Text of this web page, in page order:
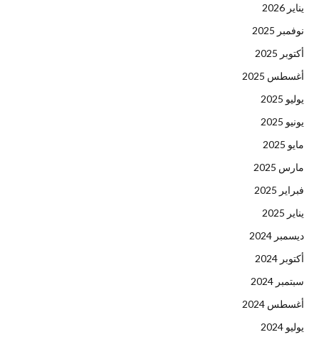
يناير 2026
نوفمبر 2025
أكتوبر 2025
أغسطس 2025
يوليو 2025
يونيو 2025
مايو 2025
مارس 2025
فبراير 2025
يناير 2025
ديسمبر 2024
أكتوبر 2024
سبتمبر 2024
أغسطس 2024
يوليو 2024